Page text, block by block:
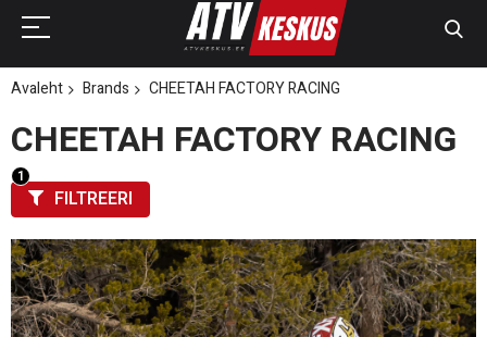
Avaleht Brands CHEETAH FACTORY RACING
CHEETAH FACTORY RACING
FILTREERI